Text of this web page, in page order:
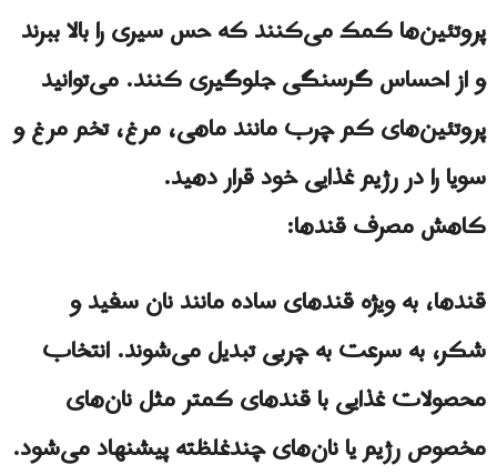
پروتئین‌ها کمک می‌کنند که حس سیری را بالا ببرند
و از احساس گرسنگی جلوگیری کنند. می‌توانید
پروتئین‌های کم چرب مانند ماهی، مرغ، تخم مرغ و
سویا را در رژیم غذایی خود قرار دهید.
کاهش مصرف قندها:
قندها، به ویژه قندهای ساده مانند نان سفید و
شکر، به سرعت به چربی تبدیل می‌شوند. انتخاب
محصولات غذایی با قندهای کمتر مثل نان‌های
مخصوص رژیم یا نان‌های چندغلظته پیشنهاد می‌شود.